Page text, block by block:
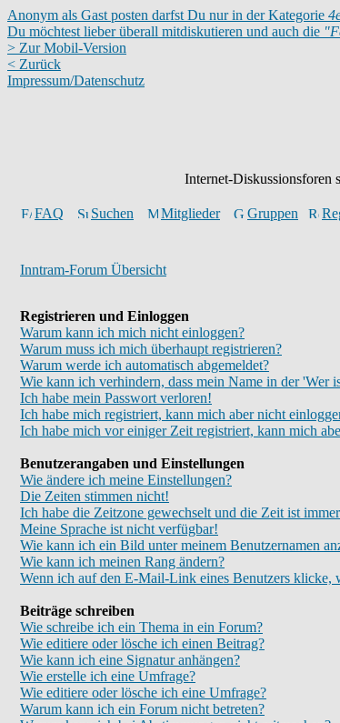
Anonym als Gast posten darfst Du nur in der Kategorie
Du möchtest lieber überall mitdiskutieren und auch die
> Zur Mobil-Version
< Zurück
Impressum/Datenschutz
Internet-Diskussionsforen
FAQ Suchen Mitglieder Gruppen
Inntram-Forum Übersicht
Registrieren und Einloggen
Warum kann ich mich nicht einloggen?
Warum muss ich mich überhaupt registrieren?
Warum werde ich automatisch abgemeldet?
Wie kann ich verhindern, dass mein Name in der 'Wer
Ich habe mein Passwort verloren!
Ich habe mich registriert, kann mich aber nicht
Ich habe mich vor einiger Zeit registriert, kann mich
Benutzerangaben und Einstellungen
Wie ändere ich meine Einstellungen?
Die Zeiten stimmen nicht!
Ich habe die Zeitzone gewechselt und die Zeit ist
Meine Sprache ist nicht verfügbar!
Wie kann ich ein Bild unter meinem Benutzernamen
Wie kann ich meinen Rang ändern?
Wenn ich auf den E-Mail-Link eines Benutzers klicke,
Beiträge schreiben
Wie schreibe ich ein Thema in ein Forum?
Wie editiere oder lösche ich einen Beitrag?
Wie kann ich eine Signatur anhängen?
Wie erstelle ich eine Umfrage?
Wie editiere oder lösche ich eine Umfrage?
Warum kann ich ein Forum nicht betreten?